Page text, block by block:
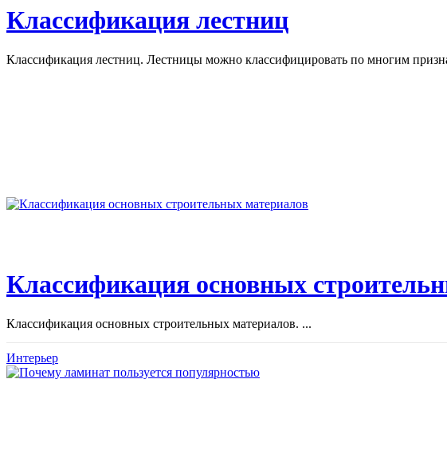
Классификация лестниц
Классификация лестниц. Лестницы можно классифицировать по многим
Классификация основных
Классификация основных строительных материалов. ...
Интерьер